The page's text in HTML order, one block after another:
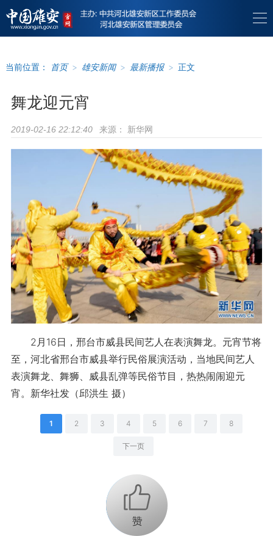
当前位置： 首页 > 雄安新闻 > 最新播报 > 正文
舞龙迎元宵
2019-02-16 22:12:40 来源： 新华网
2月16日，邢台市威县民间艺人在表演舞龙。元宵节将
至，河北省邢台市威县举行民俗展演活动，当地民间艺人
表演舞龙、舞狮、威县乱弹等民俗节目，热热闹闹迎元
宵。新华社发（邱洪生 摄）
1 2 3 4 5 6 7 8
下一页
+1